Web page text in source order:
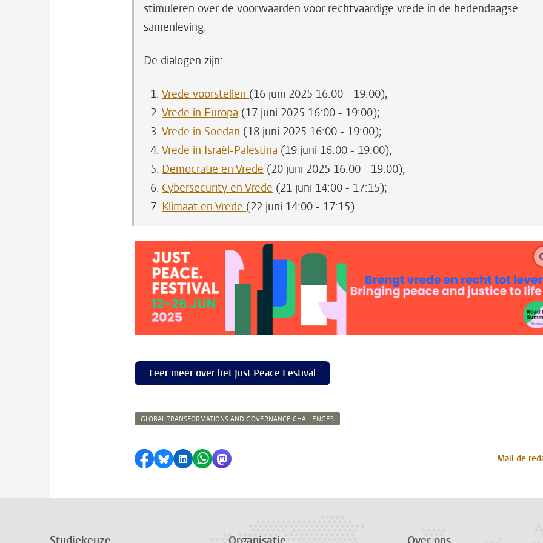
stimuleren over de voorwaarden voor rechtvaardige vrede in de hedendaagse
samenleving.
De dialogen zijn:
Vrede voorstellen (16 juni 2025 16:00 - 19:00);
Vrede in Europa (17 juni 2025 16:00 - 19:00);
Vrede in Soedan (18 juni 2025 16:00 - 19:00);
Vrede in Israël-Palestina (19 juni 16:00 - 19:00);
Democratie en Vrede (20 juni 2025 16:00 - 19:00);
Cybersecurity en Vrede (21 juni 14:00 - 17:15);
Klimaat en Vrede (22 juni 14:00 - 17:15).
Leer meer over het Just Peace Festival
GLOBAL TRANSFORMATIONS AND GOVERNANCE CHALLENGES
Delen op Facebook
Delen via Bluesky
Delen op LinkedIn
Delen via WhatsApp
Delen via Mastodon Mail de